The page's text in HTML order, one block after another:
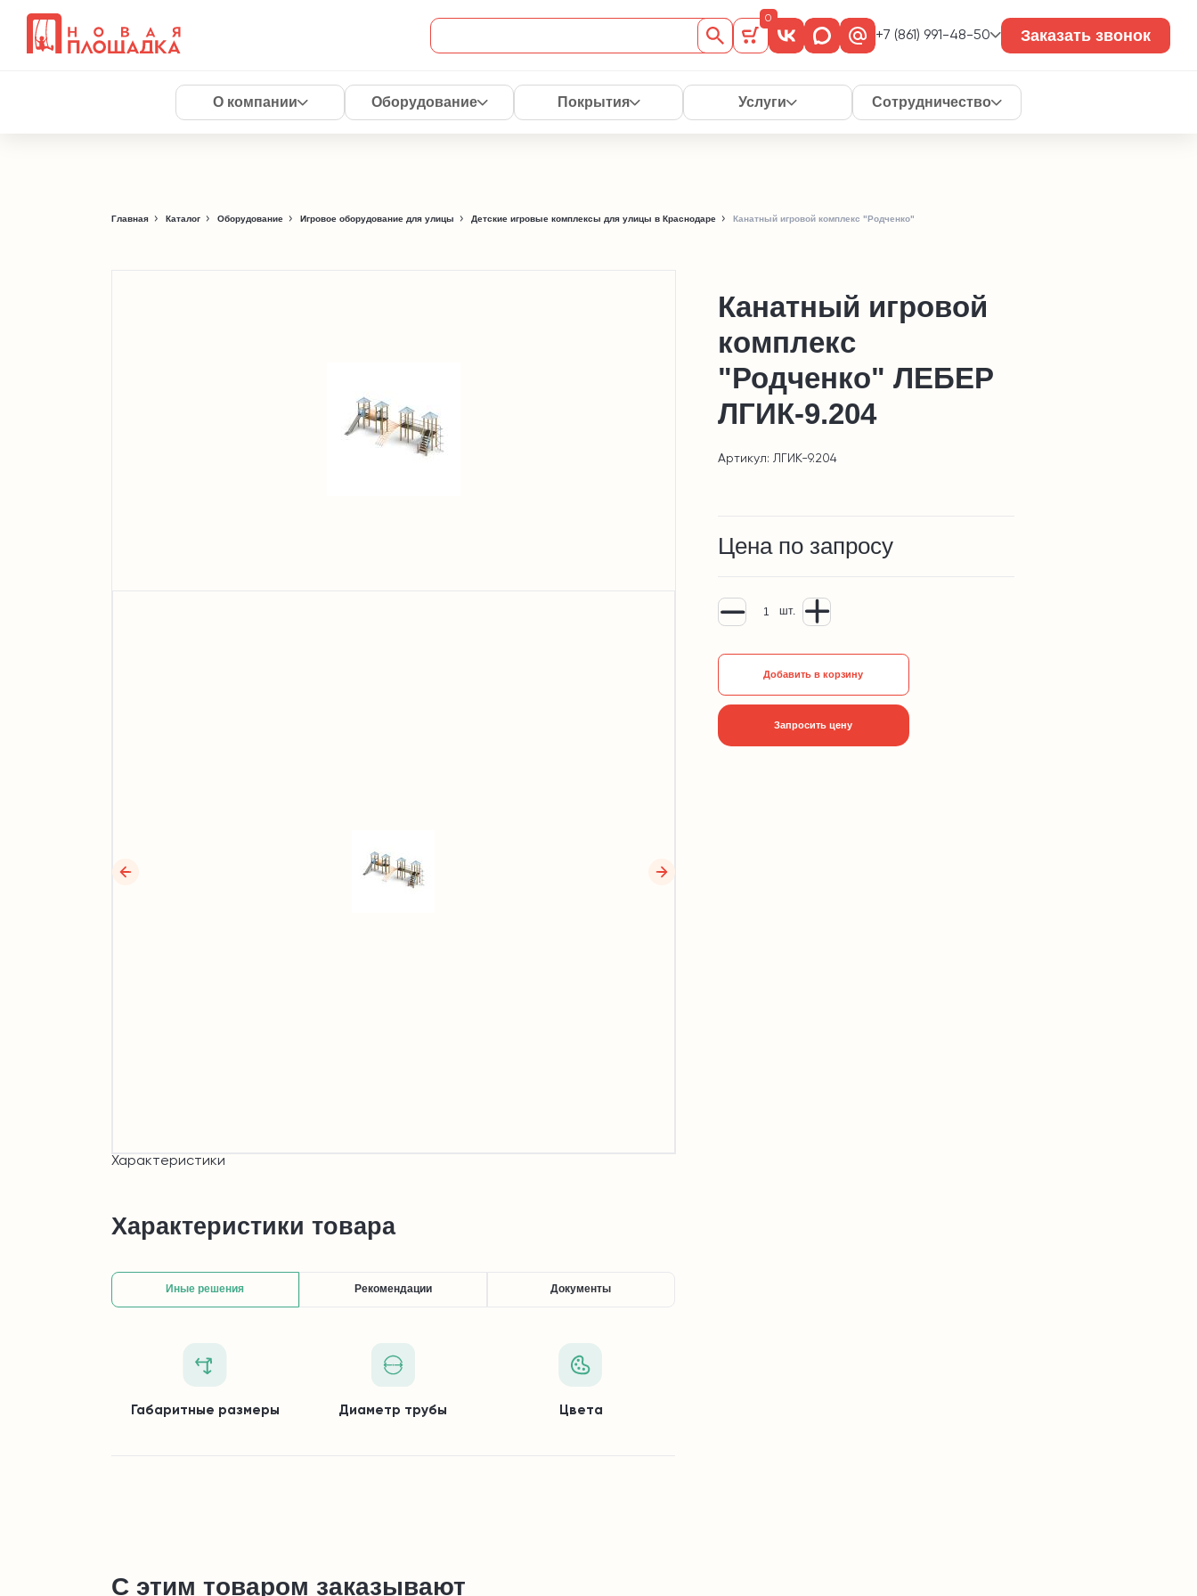
0
+7 (861) 991-48-50 Заказать звонок
О компании Оборудование Покрытия Услуги Сотрудничество
Главная Каталог Оборудование Игровое оборудование для улицы Детские игровые комплексы для улицы в Краснодаре Канатный игровой комплекс "Родченко"
Канатный игровой
комплекс
"Родченко" ЛЕБЕР
ЛГИК-9.204
Артикул: ЛГИК-9.204
Цена по запросу
шт.
Добавить в корзину
Запросить цену
Характеристики
Характеристики товара
Иные решения Рекомендации Документы
Габаритные размеры Диаметр трубы Цвета
С этим товаром заказывают